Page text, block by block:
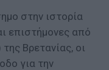
στην ιστορία
επιστήμονες από
Βρετανίας, οι
για την